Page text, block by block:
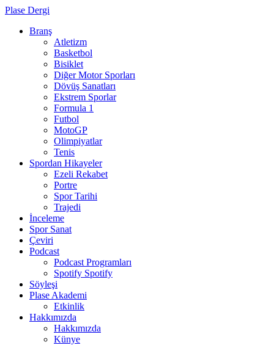
Plase Dergi
Branş
Atletizm
Basketbol
Bisiklet
Diğer Motor Sporları
Dövüş Sanatları
Ekstrem Sporlar
Formula 1
Futbol
MotoGP
Olimpiyatlar
Tenis
Spordan Hikayeler
Ezeli Rekabet
Portre
Spor Tarihi
Trajedi
İnceleme
Spor Sanat
Çeviri
Podcast
Podcast Programları
Spotify Spotify
Söyleşi
Plase Akademi
Etkinlik
Hakkımızda
Hakkımızda
Künye